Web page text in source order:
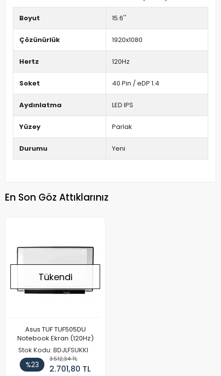
Boyut 15.6''
Çözünürlük 1920x1080
Hertz 120Hz
Soket 40 Pin / eDP 1.4
Aydınlatma LED IPS
Yüzey Parlak
Durumu Yeni
En Son Göz Attıklarınız
Tükendi
Asus TUF TUF505DU
Notebook Ekran (120Hz)
Stok Kodu: BDJLFSUKKI
%23
3.512,34 TL
2.701,80 TL